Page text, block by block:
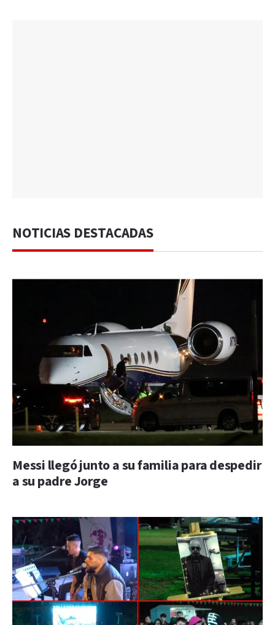
NOTICIAS DESTACADAS
Messi llegó junto a su familia para despedir
a su padre Jorge